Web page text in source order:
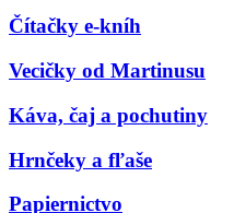
Čítačky e-kníh
Vecičky od Martinusu
Káva, čaj a pochutiny
Hrnčeky a fľaše
Papiernictvo